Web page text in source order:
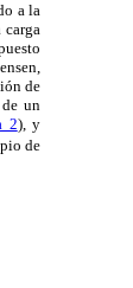
a la
carga
de
un
2), y
de